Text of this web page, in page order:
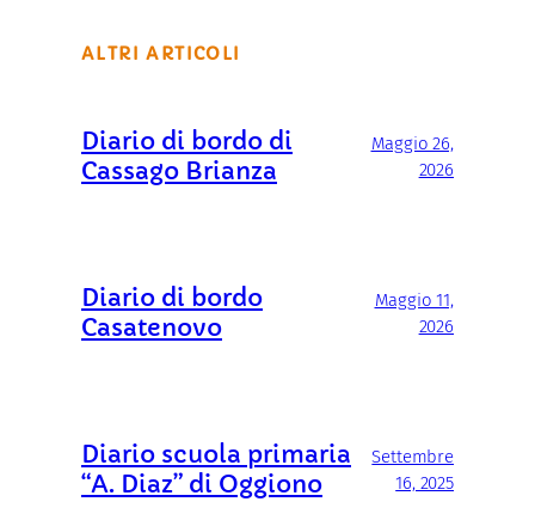
ALTRI ARTICOLI
Diario di bordo di
Cassago Brianza
Maggio 26,
2026
Diario di bordo
Casatenovo
Maggio 11,
2026
Diario scuola primaria
“A. Diaz” di Oggiono
Settembre
16, 2025